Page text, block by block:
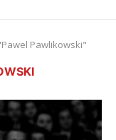
Pawlikowski"